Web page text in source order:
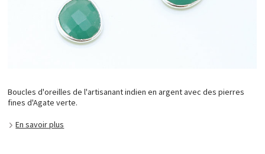
Boucles d'oreilles de l'artisanant indien en argent avec des pierres
fines d'Agate verte.
En savoir plus